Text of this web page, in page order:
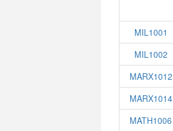
MIL1001
MIL1002
MARX1012
MARX1014
MATH1006